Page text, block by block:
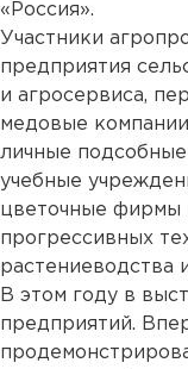
«Россия».
Участники
предприятия
и агросервиса,
медовые
личные подсобные
учебные
цветочные фирмы
прогрессивных
растениеводства
В этом году в
предприятий.